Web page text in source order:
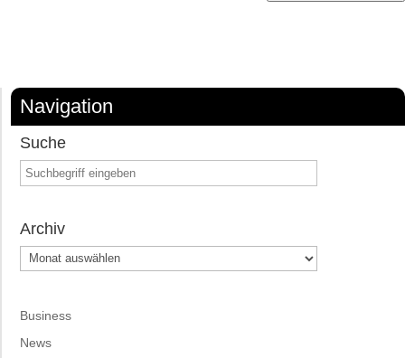
Navigation
Suche
Archiv
Archiv
Business
News